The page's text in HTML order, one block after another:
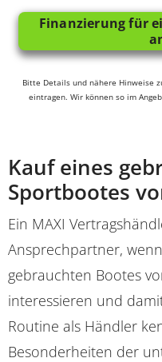
Finanzierung für
Bitte Details und nähere Hinweise
eintragen. Wir können so im
Kauf eines
Sportbootes
Ein MAXI
Ansprechpartner,
gebrauchten Bootes
interessieren und
Routine als Händler
Besonderheiten der